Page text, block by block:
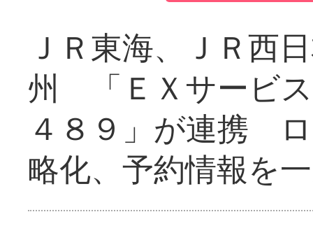
ＪＲ東海、ＪＲ西
州 「ＥＸサービ
４８９」が連携
略化、予約情報を